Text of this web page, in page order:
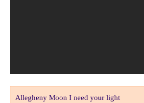
Allegheny Moon I need your light